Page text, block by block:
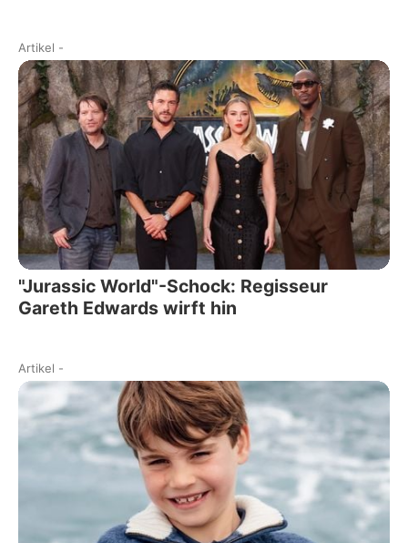
Artikel -
"Jurassic World"-Schock: Regisseur
Gareth Edwards wirft hin
Artikel -